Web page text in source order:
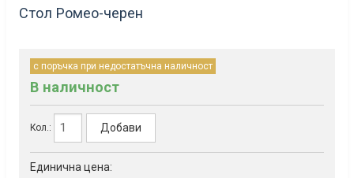
Стол Ромео-черен
с поръчка при недостатъчна наличност
В наличност
Кол.: Добави
Единична цена: